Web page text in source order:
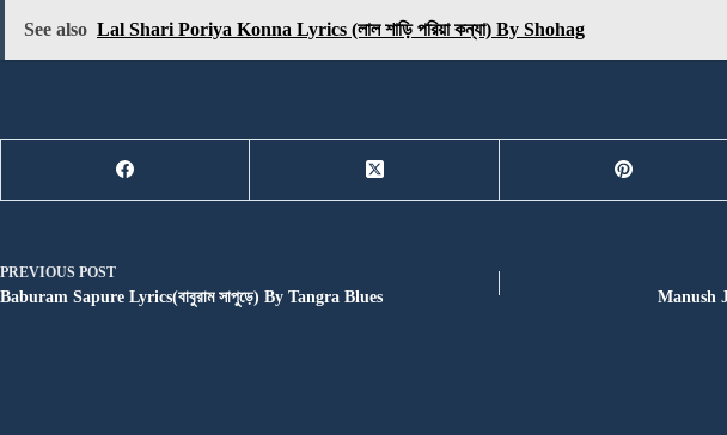
See also Lal Shari Poriya Konna Lyrics (লাল শাড়ি পরিয়া কন্যা) By Shohag
PREVIOUS POST
Baburam Sapure Lyrics(বাবুরাম সাপুড়ে) By Tangra Blues Manush